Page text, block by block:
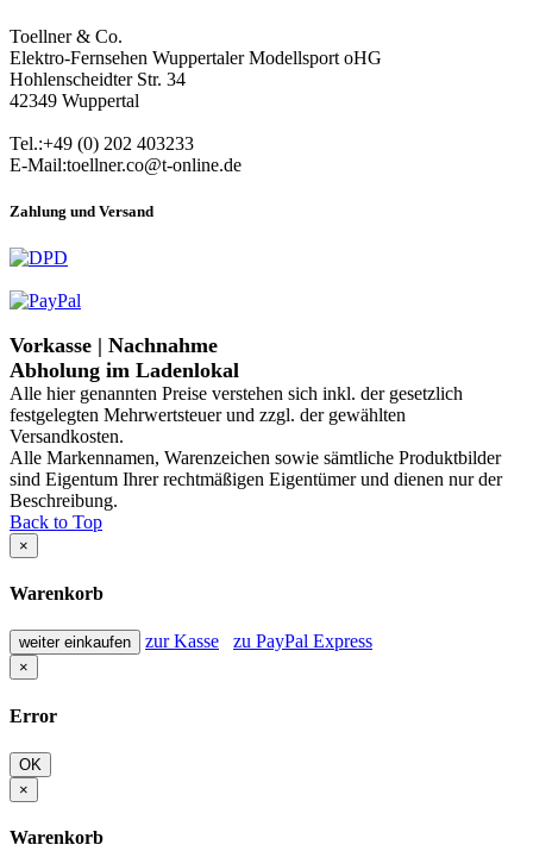
Toellner & Co.
Elektro-Fernsehen Wuppertaler Modellsport oHG
Hohlenscheidter Str. 34
42349 Wuppertal
Tel.:+49 (0) 202 403233
E-Mail:toellner.co@t-online.de
Zahlung und Versand
Vorkasse | Nachnahme
Abholung im Ladenlokal
Alle hier genannten Preise verstehen sich inkl. der gesetzlich
festgelegten Mehrwertsteuer und zzgl. der gewählten
Versandkosten.
Alle Markennamen, Warenzeichen sowie sämtliche Produktbilder
sind Eigentum Ihrer rechtmäßigen Eigentümer und dienen nur der
Beschreibung.
Back to Top
×
Warenkorb
weiter einkaufen zur Kasse zu PayPal Express
×
Error
OK
×
Warenkorb